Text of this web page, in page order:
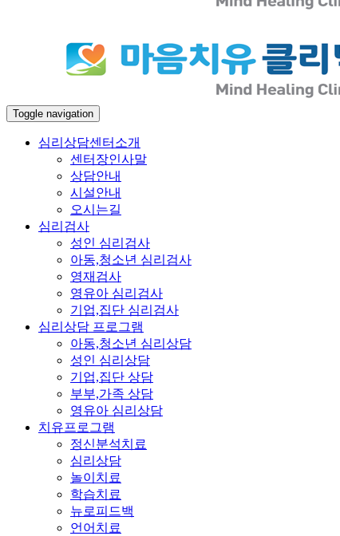
Toggle navigation
심리상담센터소개
센터장인사말
상담안내
시설안내
오시는길
심리검사
성인 심리검사
아동,청소년 심리검사
영재검사
영유아 심리검사
기업,집단 심리검사
심리상담 프로그램
아동,청소년 심리상담
성인 심리상담
기업,집단 상담
부부,가족 상담
영유아 심리상담
치유프로그램
정신분석치료
심리상담
놀이치료
학습치료
뉴로피드백
언어치료